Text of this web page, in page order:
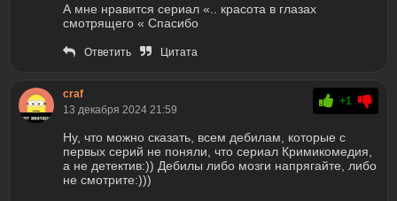
А мне нравится сериал «.. красота в глазах
смотрящего « Спасибо
Ответить Цитата
craf
13 декабря 2024 21:59
+1
Ну, что можно сказать, всем дебилам, которые с
первых серий не поняли, что сериал Кримикомедия,
а не детектив:)) Дебилы либо мозги напрягайте, либо
не смотрите:)))